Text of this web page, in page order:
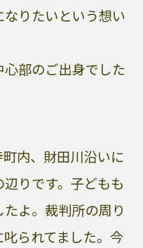
りたいという想い
部のご出身でした
内、財田川沿いに
りです。子どもも
よ。裁判所の周り
られてました。今